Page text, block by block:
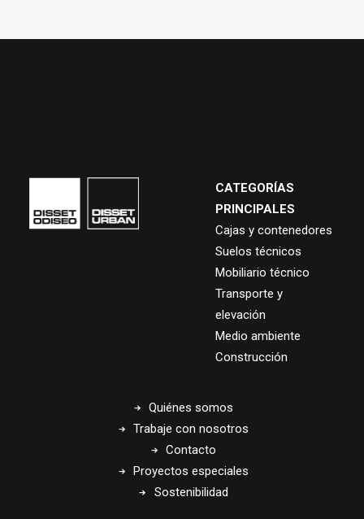
CATEGORÍAS
PRINCIPALES
Cajas y contenedores
Suelos técnicos
Mobiliario técnico
Transporte y
elevación
Medio ambiente
Construcción
Quiénes somos
Trabaje con nosotros
Contacto
Proyectos especiales
Sostenibilidad